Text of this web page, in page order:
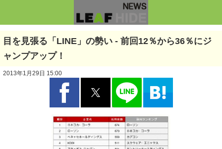
目を見張る「LINE」の勢い - 前回12％から36％にジ
ャンプアップ！
2013年1月29日 15:00